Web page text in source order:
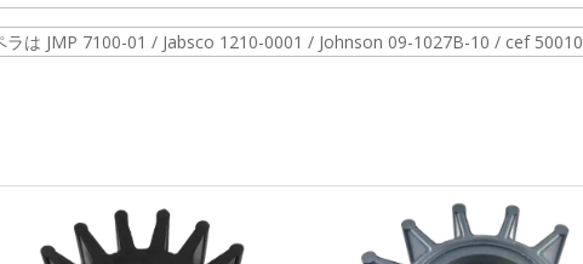
ラは JMP 7100-01 / Jabsco 1210-0001 / Johnson 09-1027B-10 / cef